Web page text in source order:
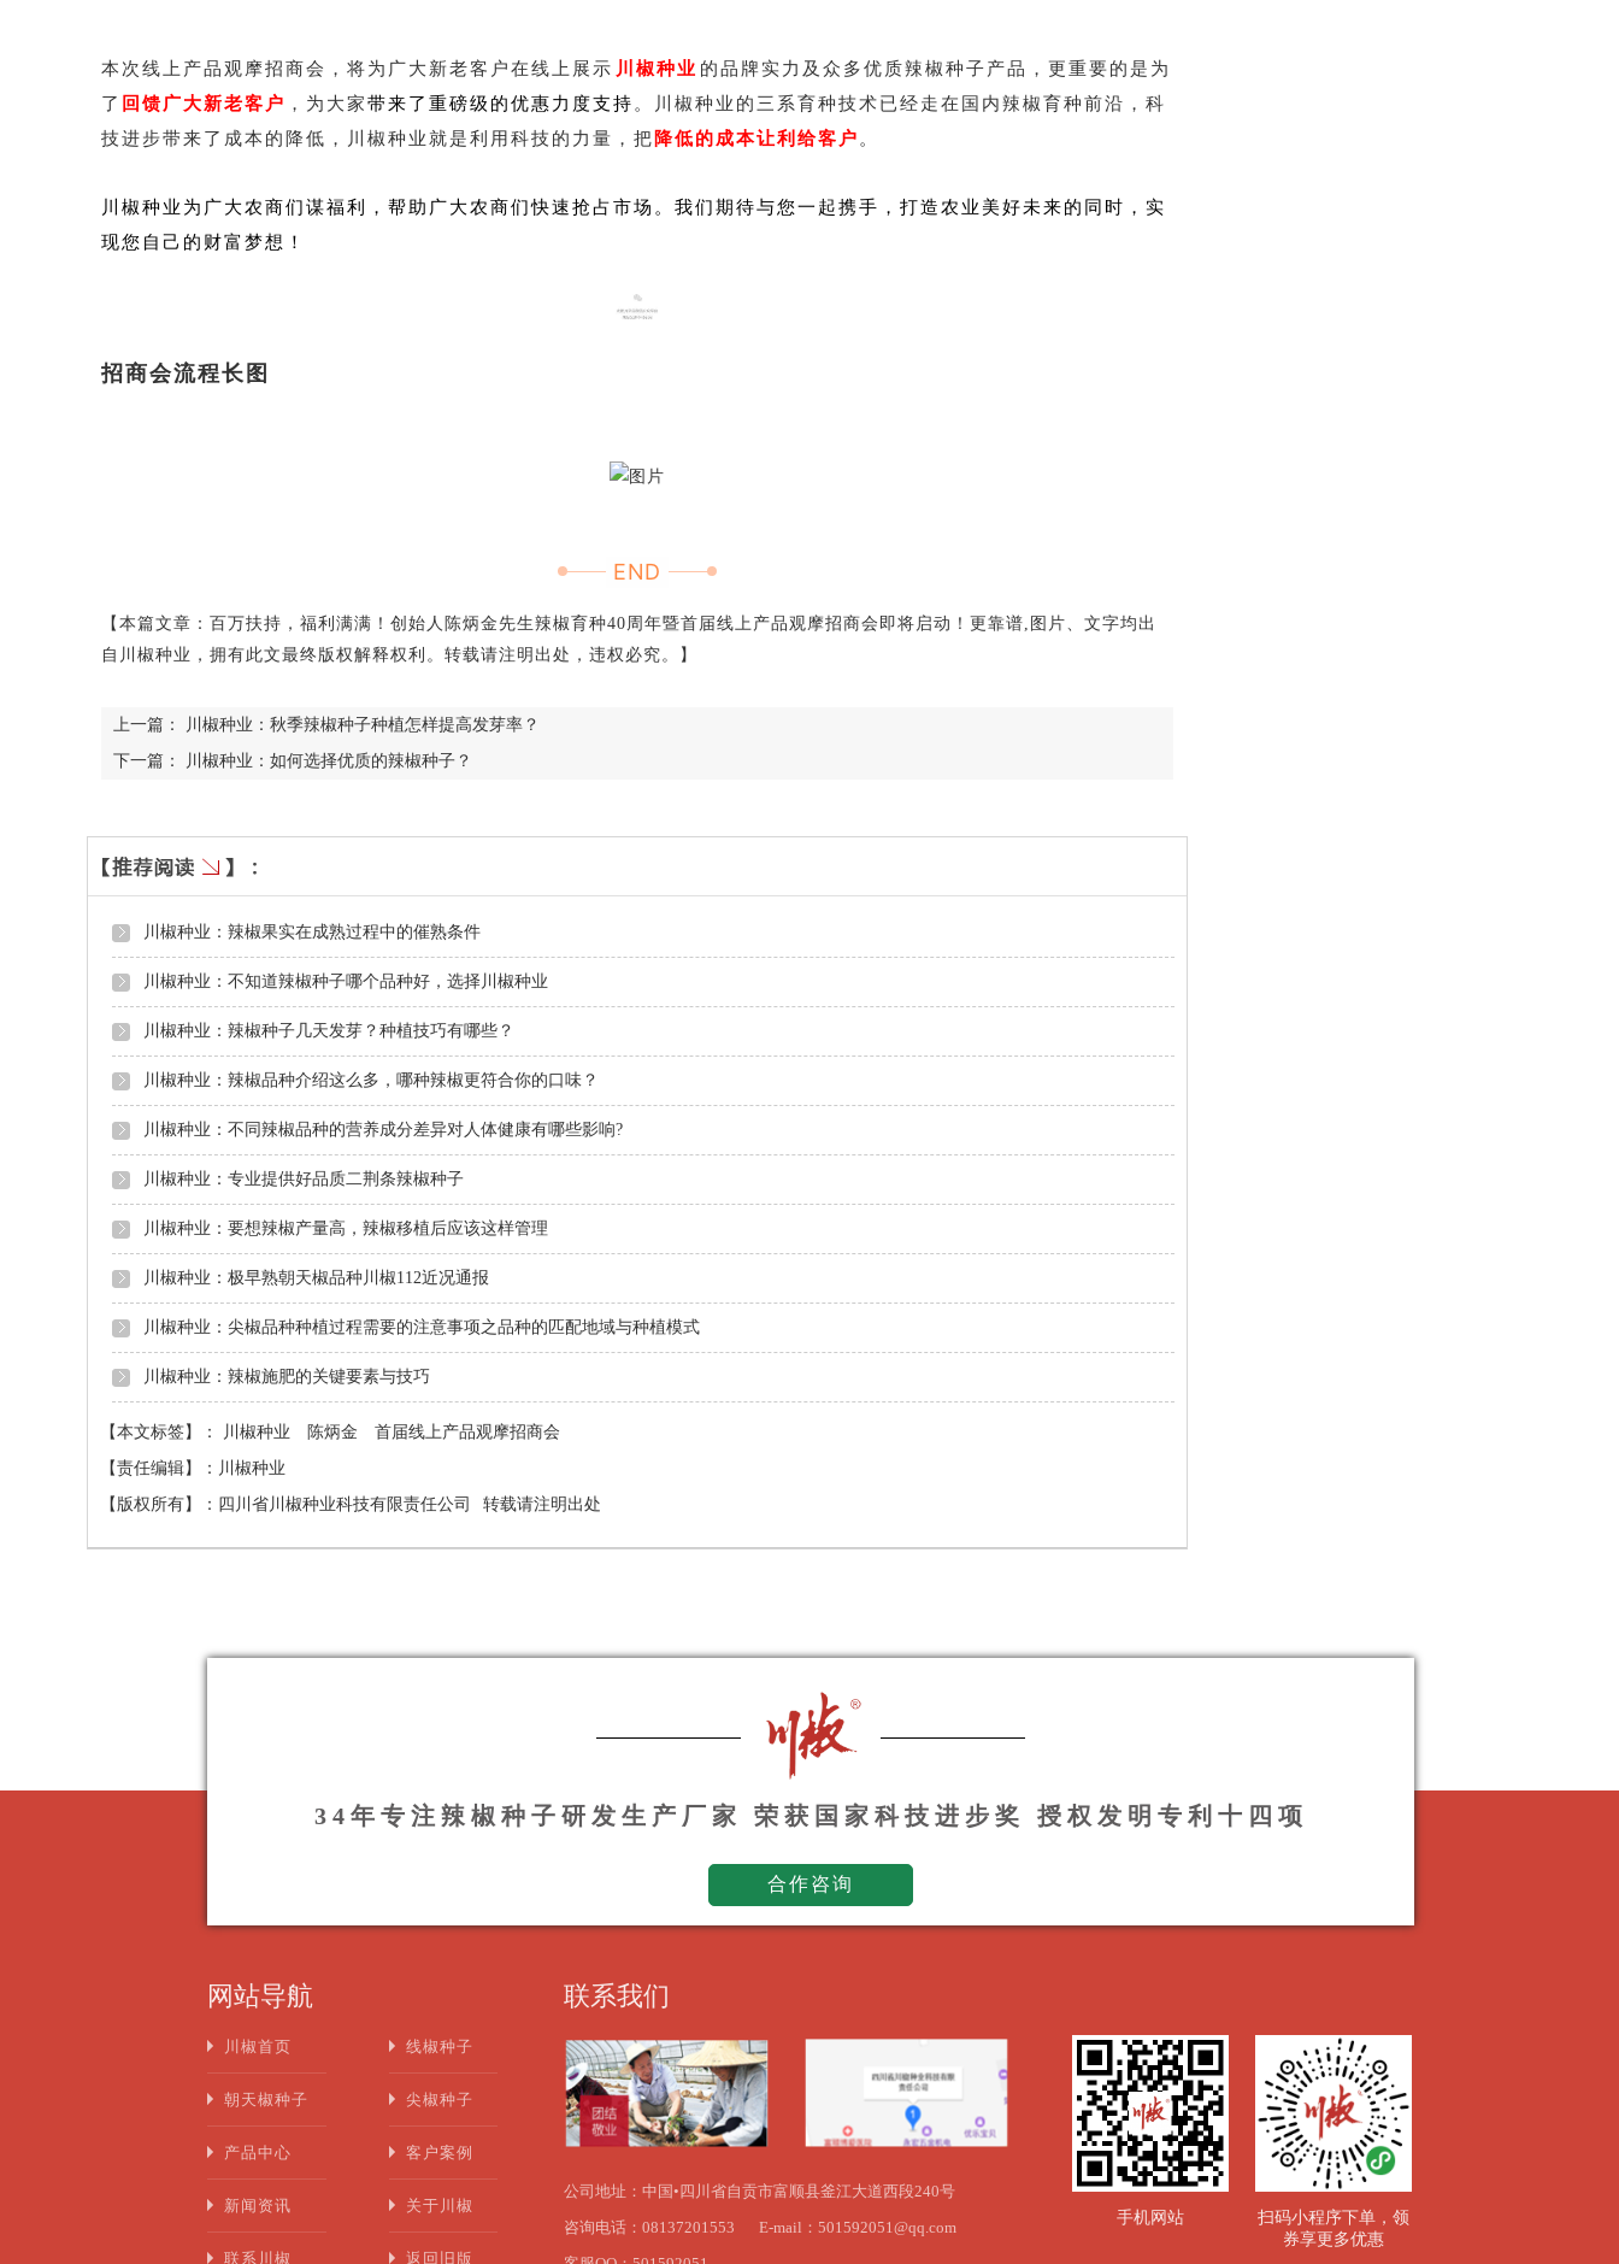
本次线上产品观摩招商会，将为广大新老客户在线上展示 川椒种业 的品牌实力及众多优质辣椒种子产品，更重要的是为
了 回馈广大新老客户 ，为大家带来了重磅级的优惠力度支持 。川椒种业的三系育种技术已经走在国内辣椒育种前沿，科
技进步带来了成本的降低，川椒种业就是利用科技的力量，把 降低的成本让利给客户 。
川椒种业为广大农商们谋福利，帮助广大农商们快速抢占市场。我们期待与您一起携手，打造农业美好未来的同时，实
现您自己的财富梦想！
招商会流程长图
END
【本篇文章：百万扶持，福利满满！创始人陈炳金先生辣椒育种40周年暨首届线上产品观摩招商会即将启动！更靠谱,图片、文字均出
自川椒种业，拥有此文最终版权解释权利。转载请注明出处，违权必究。】
上一篇：
川椒种业：秋季辣椒种子种植怎样提高发芽率？
下一篇：
川椒种业：如何选择优质的辣椒种子？
川椒种业：辣椒果实在成熟过程中的催熟条件
川椒种业：不知道辣椒种子哪个品种好，选择川椒种业
川椒种业：辣椒种子几天发芽？种植技巧有哪些？
川椒种业：辣椒品种介绍这么多，哪种辣椒更符合你的口味？
川椒种业：不同辣椒品种的营养成分差异对人体健康有哪些影响?
川椒种业：专业提供好品质二荆条辣椒种子
川椒种业：要想辣椒产量高，辣椒移植后应该这样管理
川椒种业：极早熟朝天椒品种川椒112近况通报
川椒种业：尖椒品种种植过程需要的注意事项之品种的匹配地域与种植模式
川椒种业：辣椒施肥的关键要素与技巧
【本文标签】： 川椒种业 陈炳金
首届线上产品观摩招商会
【责任编辑】： 川椒种业
【版权所有】： 四川省川椒种业科技有限责任公司 转载请注明出处
34年专注辣椒种子研发生产厂家 荣获国家科技进步奖 授权发明专利十四项
合作咨询
网站导航
川椒首页 线椒种子
朝天椒种子 尖椒种子
产品中心 客户案例
新闻资讯 关于川椒
联系川椒 返回旧版
联系我们
公司地址：中国•四川省自贡市富顺县釜江大道西段240号
咨询电话：08137201553
E-mail：501592051@qq.com
手机网站
扫码小程序下单，领
券享更多优惠